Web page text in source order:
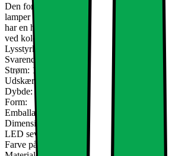
Den forsænkede lys LED med 12W er en
lamper af typen SMD 2835. Den
har en hvid, subtil montering. Perfekt til en
ved kold hvid glødende lyse pletter.
Lysstyrke: 735Lm (kold hvid)
Svarende til Halogen: 65W ca.
Strøm: 12W
Udskæring: mm omkring 155
Dybde: 20 mm
Form:
Emballage enhed (BxHxL): cm 21,5x3x18,5
Dimensioner af lampen (ØxHöhe) ca:
LED seværdighed: SMD 2835
Farve på montering: hvid